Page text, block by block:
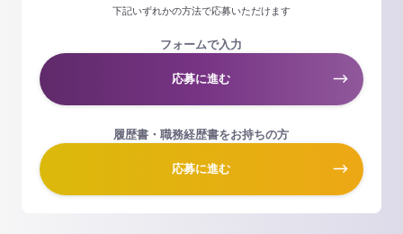
下記いずれかの方法で応募いただけます
フォームで入力
応募に進む
履歴書・職務経歴書をお持ちの方
応募に進む